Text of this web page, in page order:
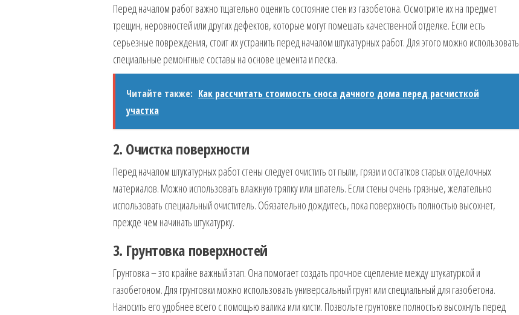
Перед началом работ важно тщательно оценить состояние стен из газобетона. Осмотрите их на предмет
трещин, неровностей или других дефектов, которые могут помешать качественной отделке. Если есть
серьезные повреждения, стоит их устранить перед началом штукатурных работ. Для этого можно использовать
специальные ремонтные составы на основе цемента и песка.
Читайте также: Как рассчитать стоимость сноса дачного дома перед расчисткой
участка
2. Очистка поверхности
Перед началом штукатурных работ стены следует очистить от пыли, грязи и остатков старых отделочных
материалов. Можно использовать влажную тряпку или шпатель. Если стены очень грязные, желательно
использовать специальный очиститель. Обязательно дождитесь, пока поверхность полностью высохнет,
прежде чем начинать штукатурку.
3. Грунтовка поверхностей
Грунтовка – это крайне важный этап. Она помогает создать прочное сцепление между штукатуркой и
газобетоном. Для грунтовки можно использовать универсальный грунт или специальный для газобетона.
Наносить его удобнее всего с помощью валика или кисти. Позвольте грунтовке полностью высохнуть перед